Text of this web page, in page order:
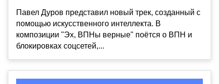
Павел Дуров представил новый трек, созданный с
помощью искусственного интеллекта. В
композиции "Эх, ВПНы верные" поётся о ВПН и
блокировках соцсетей,...